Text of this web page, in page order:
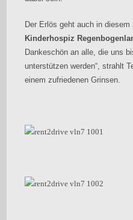
Der Erlös geht auch in
Kinderhospiz
Dankeschön an alle, die uns
unterstützen werden“, strahlt
einem zufriedenen Grinsen.